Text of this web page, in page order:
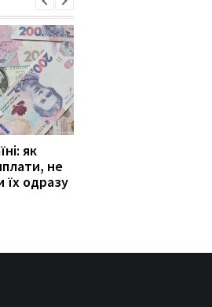
як
не
одразу